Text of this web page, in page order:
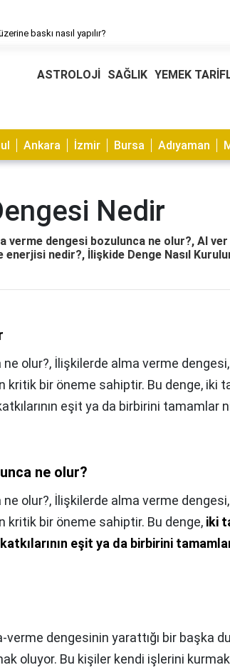
baskı nasıl yapılır?
ASTROLOJİ SAĞLIK YEMEK
Ankara İzmir Bursa Adıyaman
Nedir
verme dengesi bozulunca ne olur?, Al ver
nedir?, İlişkide Denge Nasıl
olur?, İlişkilerde alma verme dengesi,
bir öneme sahiptir. Bu denge, iki
eşit ya da birbirini tamamlar
ne olur?
olur?, İlişkilerde alma verme dengesi,
kritik bir öneme sahiptir. Bu denge, iki
eşit ya da birbirini
verme dengesinin yarattığı bir başka
oluyor. Bu kişiler kendi işlerini